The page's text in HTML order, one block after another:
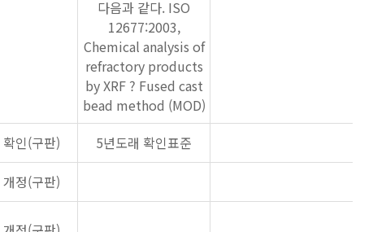
다음과 같다. ISO
12677:2003,
Chemical analysis of
refractory products
by XRF ? Fused cast
bead method (MOD)
확인(구판) 5년도래 확인표준
개정(구판)